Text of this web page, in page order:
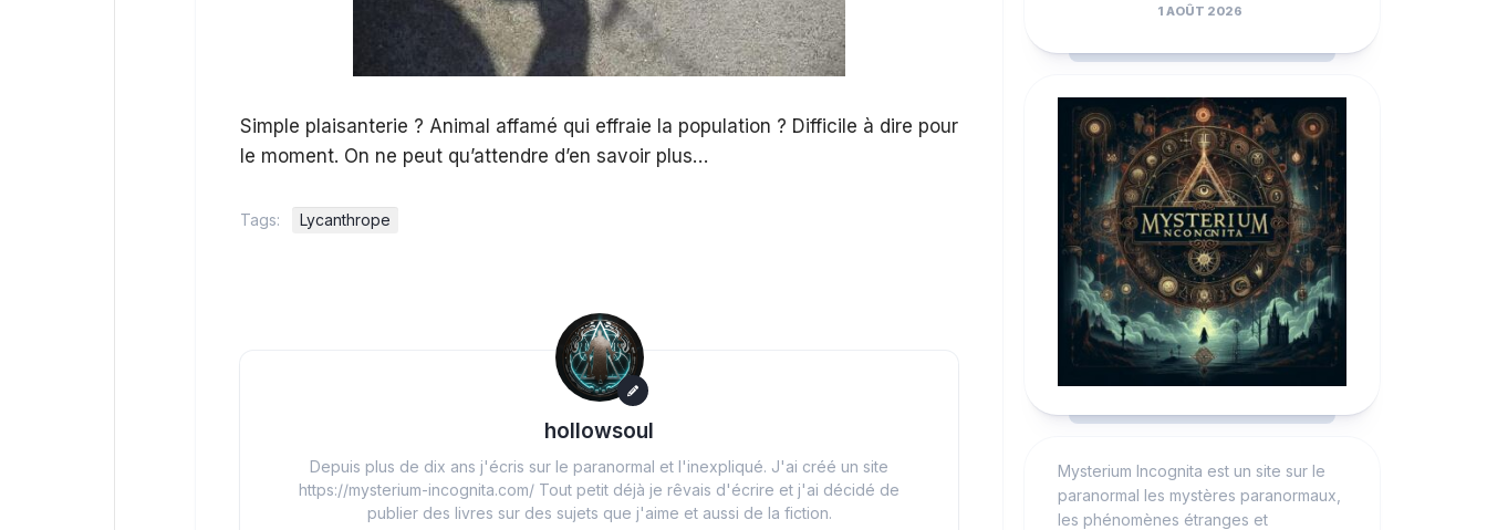
Simple plaisanterie ? Animal affamé qui effraie la population ? Difficile à dire pour
le moment. On ne peut qu’attendre d’en savoir plus…
Tags: Lycanthrope
hollowsoul
Depuis plus de dix ans j'écris sur le paranormal et l'inexpliqué. J'ai créé un site
https://mysterium-incognita.com/ Tout petit déjà je rêvais d'écrire et j'ai décidé de
publier des livres sur des sujets que j'aime et aussi de la fiction.
1 AOÛT 2026
Mysterium Incognita est un site sur le
paranormal les mystères paranormaux,
les phénomènes étranges et